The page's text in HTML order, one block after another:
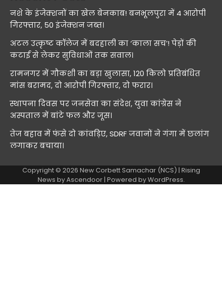
नशे के इंजेक्शनों का खेल बेनकाब! बनभूलपुरा में 4 आरोपी
गिरफ्तार, 50 इंजेक्शन जब्त।
अटल उत्कृष्ट कॉलेज में बदहाली का ‘काला सच’! पेड़ों की
कटाई से लेकर सुविधाओं तक सवाल।
रामनगर में गौकशी का बड़ा खुलासा, 120 किलो प्रतिबंधित
मांस बरामद, दो आरोपी गिरफ्तार, दो फरार।
स्थापना दिवस पर जनसेवा का संदेश, युवा कांग्रेस ने
अस्पताल में बांटे फल और जूस।
तेज बहाव में फंसे दो कांवड़िए, SDRF जवानों ने गंगा में छलांग
लगाकर बचाया।
Copyright © 2026 New Corbett Samachar (NCS) | Rising
News byAscendoor| Powered byWordPress.